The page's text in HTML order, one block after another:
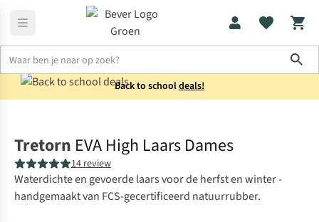
Back to schooldeals!
Tretorn EVA High Laars Dames
14 review
Waterdichte en gevoerde laars voor de herfst en winter -
handgemaakt van FCS-gecertificeerd natuurrubber.